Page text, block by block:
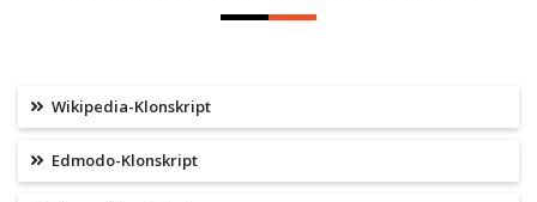
Wikipedia-Klonskript
Edmodo-Klonskript